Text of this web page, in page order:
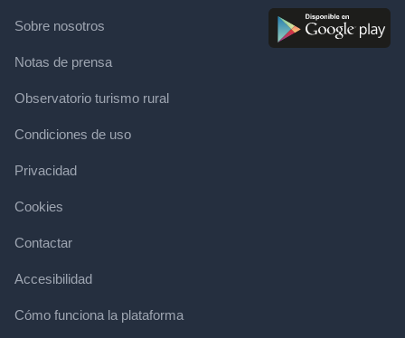
Sobre nosotros
Notas de prensa
Observatorio turismo rural
Condiciones de uso
Privacidad
Cookies
Contactar
Accesibilidad
Cómo funciona la plataforma